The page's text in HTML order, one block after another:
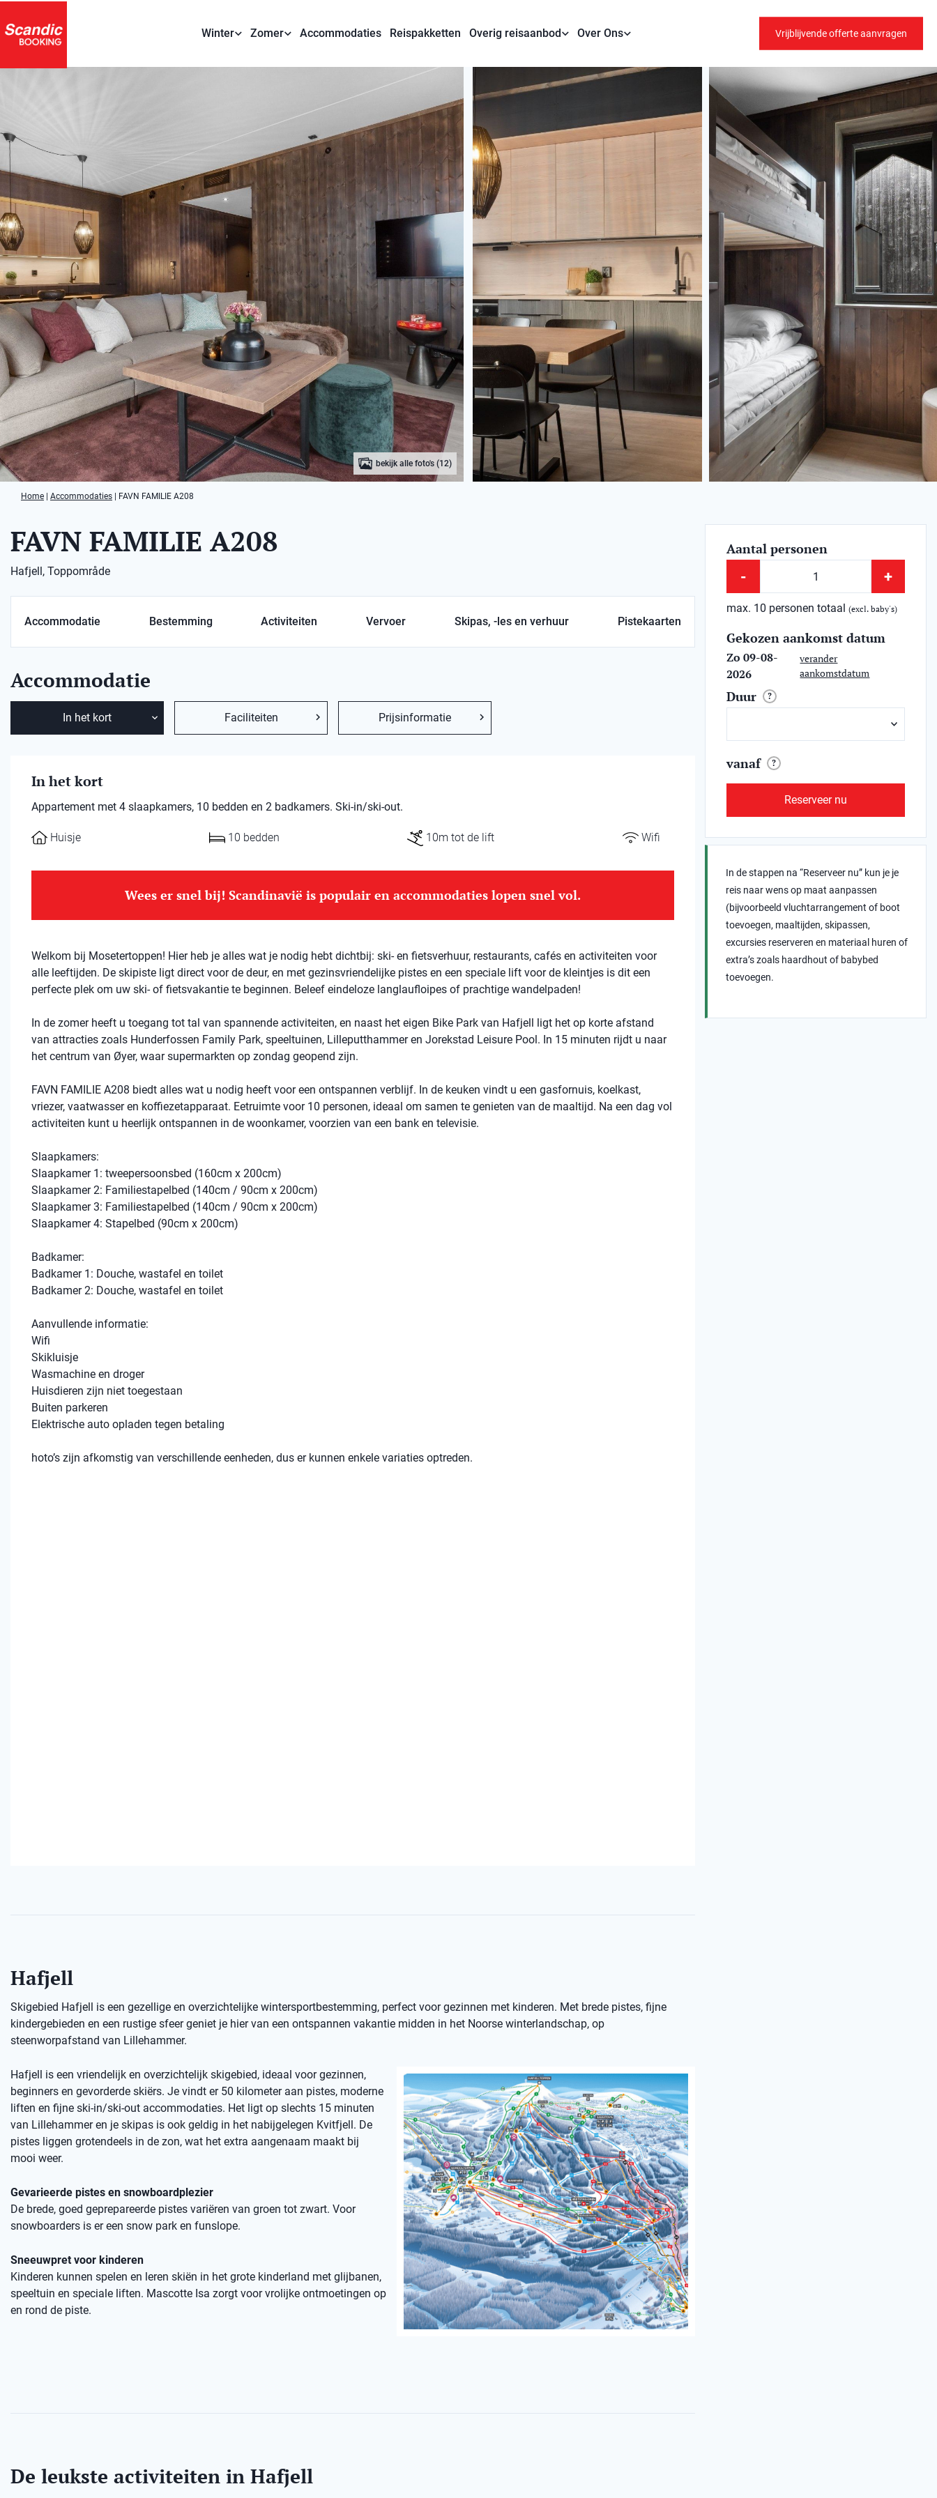
Winter Zomer Accommodaties Reispakketten Overig reisaanbod Over Ons Vrijblijvende offerte aanvragen
bekijk alle foto's (12)
Home Accommodaties FAVN FAMILIE A208
FAVN FAMILIE A208
Hafjell, Toppområde
Accommodatie Bestemming Activiteiten Vervoer Skipas, -les en verhuur Pistekaarten
Accommodatie
In het kort Faciliteiten Prijsinformatie
In het kort
Appartement met 4 slaapkamers, 10 bedden en 2 badkamers. Ski-in/ski-out.
Huisje 10 bedden 10m tot de lift Wifi
Wees er snel bij! Scandinavië is populair en accommodaties lopen snel vol.
Welkom bij Mosetertoppen! Hier heb je alles wat je nodig hebt dichtbij: ski- en fietsverhuur, restaurants, cafés en activiteiten voor
alle leeftijden. De skipiste ligt direct voor de deur, en met gezinsvriendelijke pistes en een speciale lift voor de kleintjes is dit een
perfecte plek om uw ski- of fietsvakantie te beginnen. Beleef eindeloze langlaufloipes of prachtige wandelpaden!
In de zomer heeft u toegang tot tal van spannende activiteiten, en naast het eigen Bike Park van Hafjell ligt het op korte afstand
van attracties zoals Hunderfossen Family Park, speeltuinen, Lilleputthammer en Jorekstad Leisure Pool. In 15 minuten rijdt u naar
het centrum van Øyer, waar supermarkten op zondag geopend zijn.
FAVN FAMILIE A208 biedt alles wat u nodig heeft voor een ontspannen verblijf. In de keuken vindt u een gasfornuis, koelkast,
vriezer, vaatwasser en koffiezetapparaat. Eetruimte voor 10 personen, ideaal om samen te genieten van de maaltijd. Na een dag vol
activiteiten kunt u heerlijk ontspannen in de woonkamer, voorzien van een bank en televisie.
Slaapkamers:
Slaapkamer 1: tweepersoonsbed (160cm x 200cm)
Slaapkamer 2: Familiestapelbed (140cm / 90cm x 200cm)
Slaapkamer 3: Familiestapelbed (140cm / 90cm x 200cm)
Slaapkamer 4: Stapelbed (90cm x 200cm)
Badkamer:
Badkamer 1: Douche, wastafel en toilet
Badkamer 2: Douche, wastafel en toilet
Aanvullende informatie:
Wifi
Skikluisje
Wasmachine en droger
Huisdieren zijn niet toegestaan
Buiten parkeren
Elektrische auto opladen tegen betaling
hoto’s zijn afkomstig van verschillende eenheden, dus er kunnen enkele variaties optreden.
Hafjell
Skigebied Hafjell is een gezellige en overzichtelijke wintersportbestemming, perfect voor gezinnen met kinderen. Met brede pistes, fijne
kindergebieden en een rustige sfeer geniet je hier van een ontspannen vakantie midden in het Noorse winterlandschap, op
steenworpafstand van Lillehammer.
Hafjell is een vriendelijk en overzichtelijk skigebied, ideaal voor gezinnen,
beginners en gevorderde skiërs. Je vindt er 50 kilometer aan pistes, moderne
liften en fijne ski-in/ski-out accommodaties. Het ligt op slechts 15 minuten
van Lillehammer en je skipas is ook geldig in het nabijgelegen Kvitfjell. De
pistes liggen grotendeels in de zon, wat het extra aangenaam maakt bij
mooi weer.
Gevarieerde pistes en snowboardplezier
De brede, goed geprepareerde pistes variëren van groen tot zwart. Voor
snowboarders is er een snow park en funslope.
Sneeuwpret voor kinderen
Kinderen kunnen spelen en leren skiën in het grote kinderland met glijbanen,
speeltuin en speciale liften. Mascotte Isa zorgt voor vrolijke ontmoetingen op
en rond de piste.
De leukste activiteiten in Hafjell
Aantal personen
- +
max. 10 personen totaal(excl. baby's)
Gekozen aankomst datum
Zo 09-08-
2026
verander
aankomstdatum
Duur ?
vanaf ?
Reserveer nu
In de stappen na “Reserveer nu” kun je je
reis naar wens op maat aanpassen
(bijvoorbeeld vluchtarrangement of boot
toevoegen, maaltijden, skipassen,
excursies reserveren en materiaal huren of
extra’s zoals haardhout of babybed
toevoegen.